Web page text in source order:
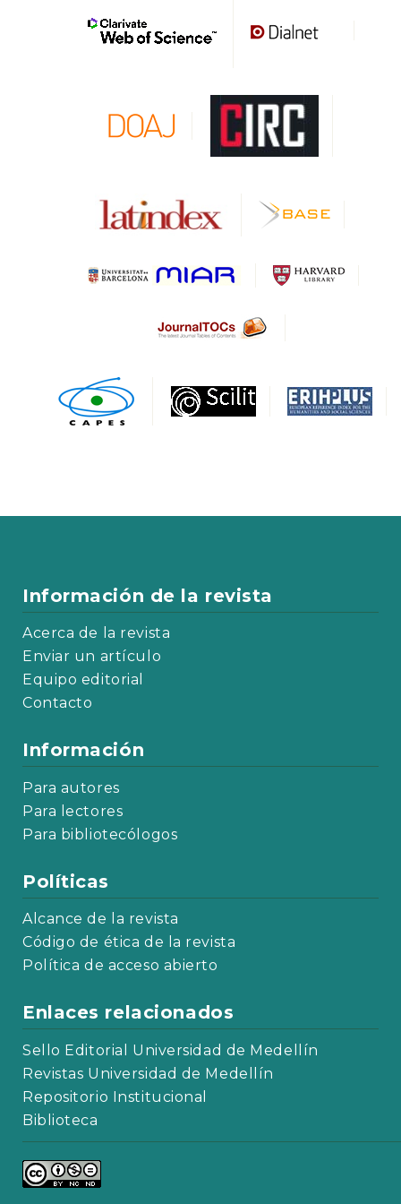
Información de la revista
Acerca de la revista
Enviar un artículo
Equipo editorial
Contacto
Información
Para autores
Para lectores
Para bibliotecólogos
Políticas
Alcance de la revista
Código de ética de la revista
Política de acceso abierto
Enlaces relacionados
Sello Editorial Universidad de Medellín
Revistas Universidad de Medellín
Repositorio Institucional
Biblioteca